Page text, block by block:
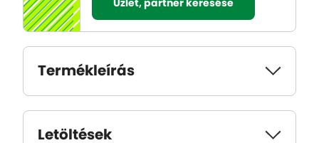
Üzlet, partner keresése
Termékleírás
Letöltések